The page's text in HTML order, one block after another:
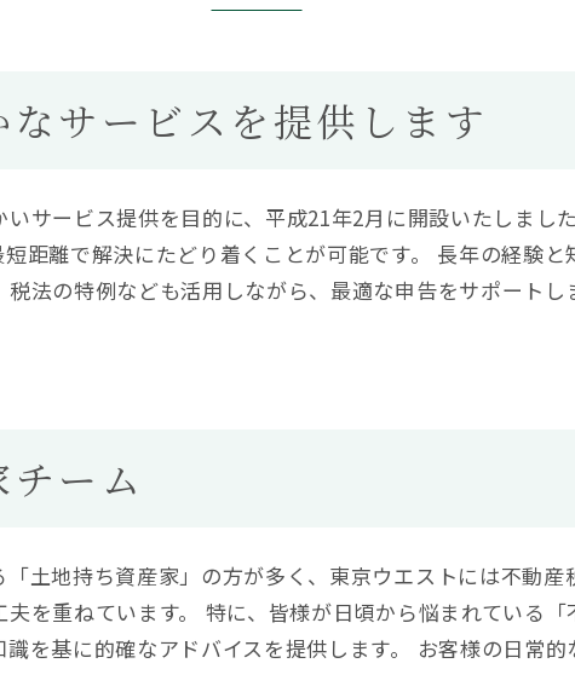
サービスを提供します
サービス提供を目的に、平成21年2月に開設いたしまし
距離で解決にたどり着くことが可能です。 長年の経験
法の特例なども活用しながら、最適な申告をサポートし
ーム
土地持ち資産家」の方が多く、東京ウエストには不動
を重ねています。 特に、皆様が日頃から悩まれている
を基に的確なアドバイスを提供します。 お客様の日常